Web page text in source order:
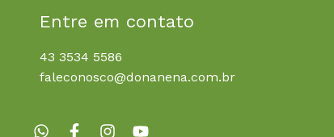
Entre em contato
43 3534 5586
faleconosco@donanena.com.br